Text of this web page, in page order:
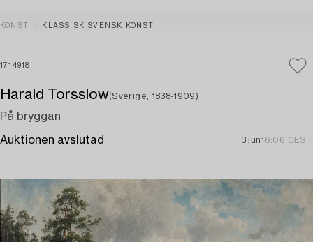
KONST KLASSISK SVENSK KONST
1714918
Harald Torsslow(Sverige, 1838-1909)
På bryggan
Auktionen avslutad 3 jun16:06 CEST